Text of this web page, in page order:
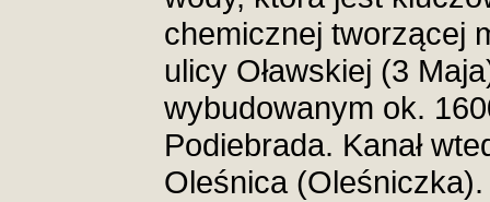
chemicznej tworzącej
ulicy Oławskiej (3
wybudowanym ok.
Podiebrada. Kanał
Oleśnica